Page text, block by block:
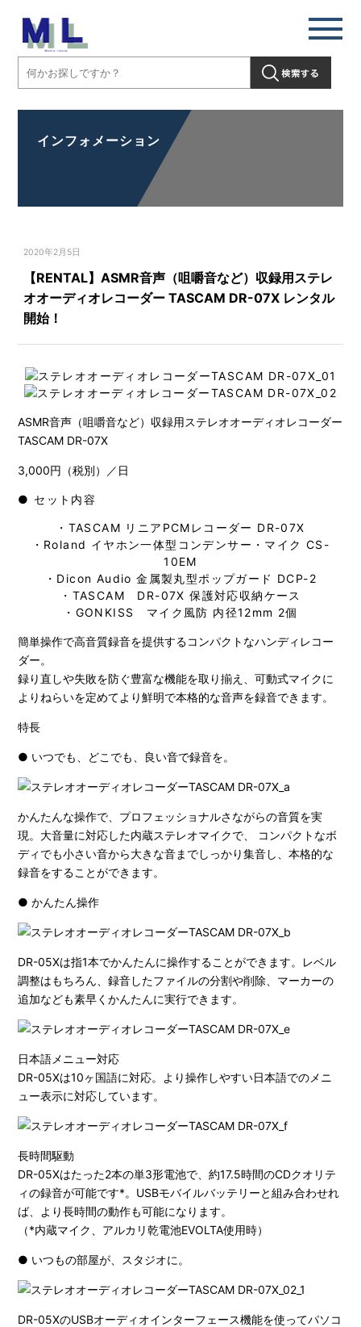
インフォメーション
2020年2月5日
【RENTAL】ASMR音声（咀嚼音など）収録用ステレ
オオーディオレコーダー TASCAM DR-07X レンタル
開始！
ASMR音声（咀嚼音など）収録用ステレオオーディオレコーダー
TASCAM DR-07X
3,000円（税別）／日
● セット内容
・TASCAM リニアPCMレコーダー DR-07X
・Roland イヤホン一体型コンデンサー・マイク CS-
10EM
・Dicon Audio 金属製丸型ポップガード DCP-2
・TASCAM DR-07X 保護対応収納ケース
・GONKISS マイク風防 内径12mm 2個
簡単操作で高音質録音を提供するコンパクトなハンディレコー
ダー。
録り直しや失敗を防ぐ豊富な機能を取り揃え、可動式マイクに
よりねらいを定めてより鮮明で本格的な音声を録音できます。
特長
● いつでも、どこでも、良い音で録音を。
かんたんな操作で、プロフェッショナルさながらの音質を実
現。大音量に対応した内蔵ステレオマイクで、 コンパクトなボ
ディでも小さい音から大きな音までしっかり集音し、本格的な
録音をすることができます。
● かんたん操作
DR-05Xは指1本でかんたんに操作することができます。レベル
調整はもちろん、録音したファイルの分割や削除、マーカーの
追加なども素早くかんたんに実行できます。
日本語メニュー対応
DR-05Xは10ヶ国語に対応。より操作しやすい日本語でのメニ
ュー表示に対応しています。
長時間駆動
DR-05Xはたった2本の単3形電池で、約17.5時間のCDクオリテ
ィの録音が可能です*。USBモバイルバッテリーと組み合わせれ
ば、より長時間の動作も可能になります。
（*内蔵マイク、アルカリ乾電池EVOLTA使用時）
● いつもの部屋が、スタジオに。
DR-05XのUSBオーディオインターフェース機能を使ってパソコ